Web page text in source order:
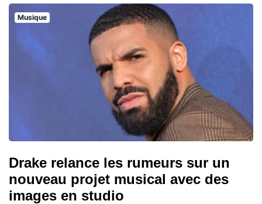
Musique
Drake relance les rumeurs sur un
nouveau projet musical avec des
images en studio